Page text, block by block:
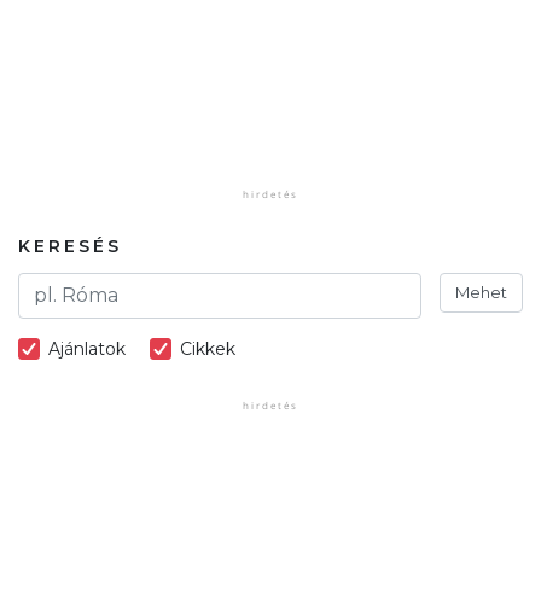
KERESÉS
Mehet
Ajánlatok Cikkek